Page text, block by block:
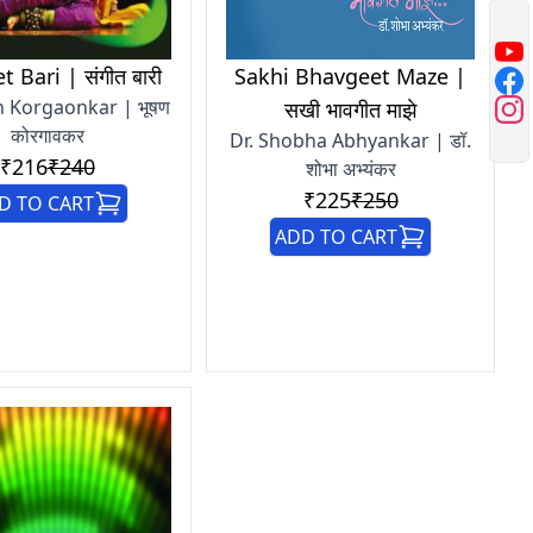
Bari | संगीत बारी
Korgaonkar | भूषण
कोरगावकर
₹216₹240
TO CART
Sakhi Bhavgeet Maze |
सखी भावगीत माझे
Dr. Shobha Abhyankar | डॉ.
शोभा अभ्यंकर
₹225₹250
ADD TO CART